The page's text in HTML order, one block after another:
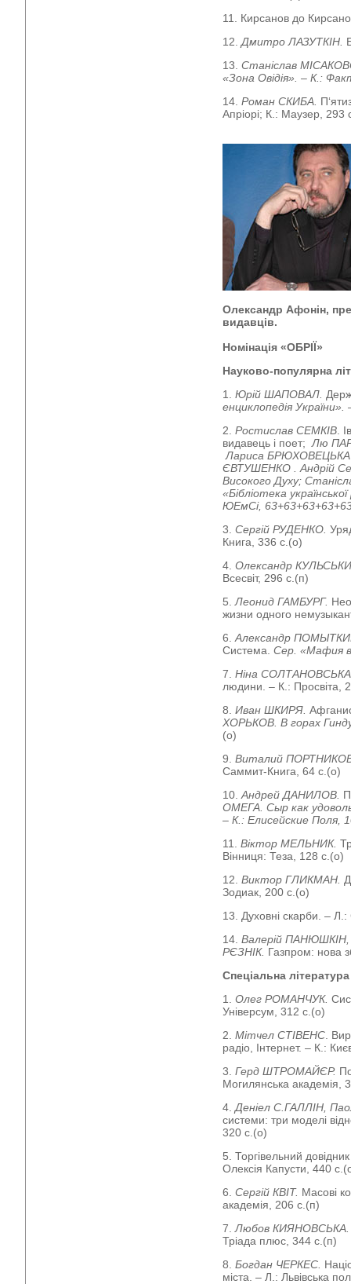
11. Кирсанов до
12. Дмитро ЛАЗУТКІН.
13. Станіслав
«Зона Овідія». – К.:
14. Роман СКИБА.
Апріорі; К.: Маузер, 293
Олександр Афонін,
видавців.
Номінація «ОБРІЇ»
Науково-популярна
1. Юрій ШАПОВАЛ.
енциклопедія
2. Ростислав СЕМКІВ .
видавець і поет; Лю
Лариса БРЮХОВЕЦЬКА
ЄВТУШЕНКО . Андрій
Високого Духу;
«Бібліотека
ЮЕмСі,
3. Сергій РУДЕНКО.
Книга, 336 с.(о)
4. Олександр
Всесвіт, 296 с.(п)
5. Леонид ГАМБУРГ.
жизни одного
6. Александр
Система. Сер. «Мафия
7. Ніна СОЛТАНОВСЬКА
людини. – К.: Просвіта,
8. Иван ШКИРЯ.
ХОРЬКОВ. В горах
(о)
9. Виталий
Саммит-Книга, 64 с.(о)
10. Андрей ДАНИЛОВ.
ОМЕГА. Сыр как
– К.: Елисейские Поля,
11. Віктор МЕЛЬНИК.
Вінниця: Теза, 128 с.(о)
12. Виктор ГЛИКМАН.
Зодиак, 200 с.(о)
13. Духовні скарби. –
14. Валерій ПАНЮШКІН,
РЄЗНІК. Газпром: нова
Спеціальна література
1. Олег РОМАНЧУК.
Універсум, 312 с.(о)
2. Мітчел СТІВЕНС .
радіо, Інтернет. – К.:
3. Герд ШТРОМАЙЄР.
Могилянська академія,
4. Деніел С.ГАЛЛІН,
системи: три моделі
320 с.(о)
5. Торгівельний
Олексія Капусти, 440
6. Сергій КВІТ. Масові
академія, 206 с.(п)
7. Любов
Тріада плюс, 344 с.(п)
8. Богдан ЧЕРКЕС.
міста. – Л.: Львівська